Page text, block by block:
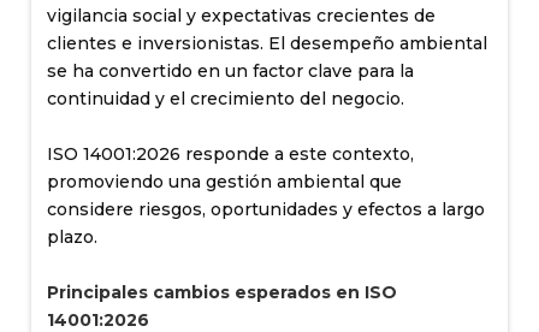
vigilancia social y expectativas crecientes de
clientes e inversionistas. El desempeño ambiental
se ha convertido en un factor clave para la
continuidad y el crecimiento del negocio.
ISO 14001:2026 responde a este contexto,
promoviendo una gestión ambiental que
considere riesgos, oportunidades y efectos a largo
plazo.
Principales cambios esperados en ISO
14001:2026